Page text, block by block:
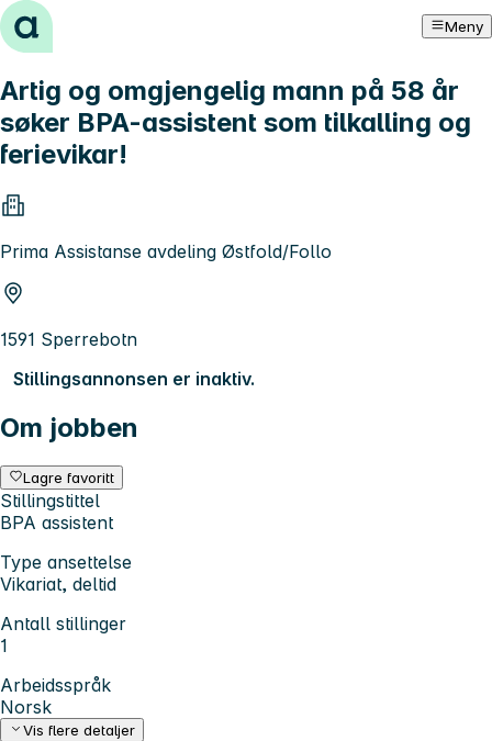
Hopp til innhold Meny
Artig og omgjengelig mann på 58 år
søker BPA-assistent som tilkalling og
ferievikar!
Prima Assistanse avdeling Østfold/Follo
1591 Sperrebotn
Stillingsannonsen er inaktiv.
Om jobben
Lagre favoritt
Stillingstittel
BPA assistent
Type ansettelse
Vikariat, deltid
Antall stillinger
1
Arbeidsspråk
Norsk
Vis flere detaljer